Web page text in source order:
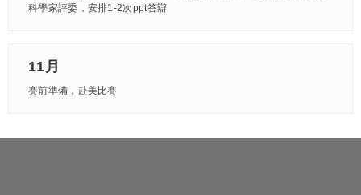
科學家評委，安排1-2次ppt答辯
11月
賽前準備，赴美比賽